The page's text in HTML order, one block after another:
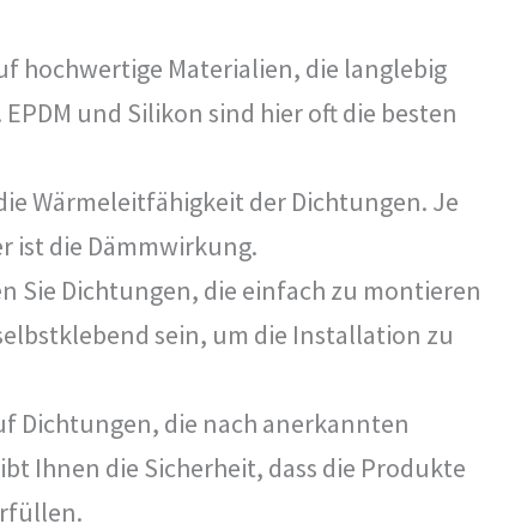
hochwertige Materialien, die langlebig
und Silikon sind hier oft die besten
Wärmeleitfähigkeit der Dichtungen. Je
ist die Dämmwirkung.
Sie Dichtungen, die einfach zu montieren
sein, um die Installation zu
Dichtungen, die nach anerkannten
Ihnen die Sicherheit, dass die Produkte